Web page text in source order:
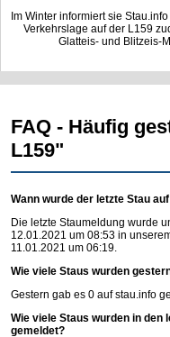
Im Winter informiert sie
Verkehrslage auf der L159
Glatteis- und Blitzeis-
FAQ - Häufig
L159"
Wann wurde der letzte Stau
Die letzte Staumeldung wurde
12.01.2021 um 08:53 in
11.01.2021 um 06:19.
Wie viele Staus wurden
Gestern gab es 0 aufstau.info
Wie viele Staus wurden in den
gemeldet?